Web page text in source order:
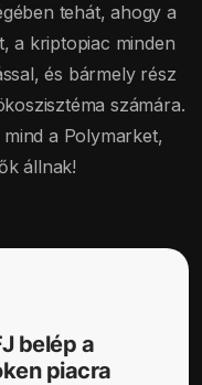
tehát, ahogy a
a kriptopiac minden
és bármely rész
számára.
a Polymarket,
állnak!
belép a
piacra